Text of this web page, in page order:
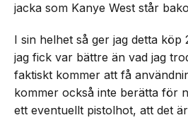
jacka som Kanye West står
I sin helhet så ger jag detta
jag fick var bättre än vad jag
faktiskt kommer att få
kommer också inte berätta för
ett eventuellt pistolhot, att det